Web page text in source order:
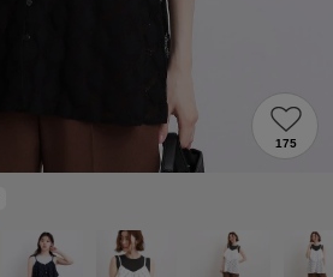
175